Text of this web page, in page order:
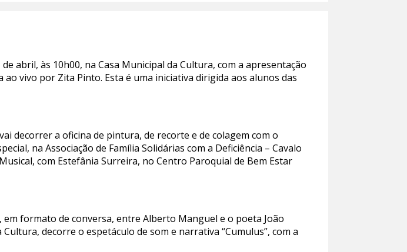
abril, às 10h00, na Casa Municipal da Cultura, com a apresentação
vivo por Zita Pinto. Esta é uma iniciativa dirigida aos alunos das
decorrer a oficina de pintura, de recorte e de colagem com o
na Associação de Família Solidárias com a Deficiência – Cavalo
com Estefânia Surreira, no Centro Paroquial de Bem Estar
em formato de conversa, entre Alberto Manguel e o poeta João
decorre o espetáculo de som e narrativa “Cumulus”, com a